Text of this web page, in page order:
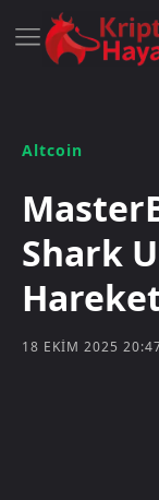
Altcoin
Shark
18 EKIM 2025